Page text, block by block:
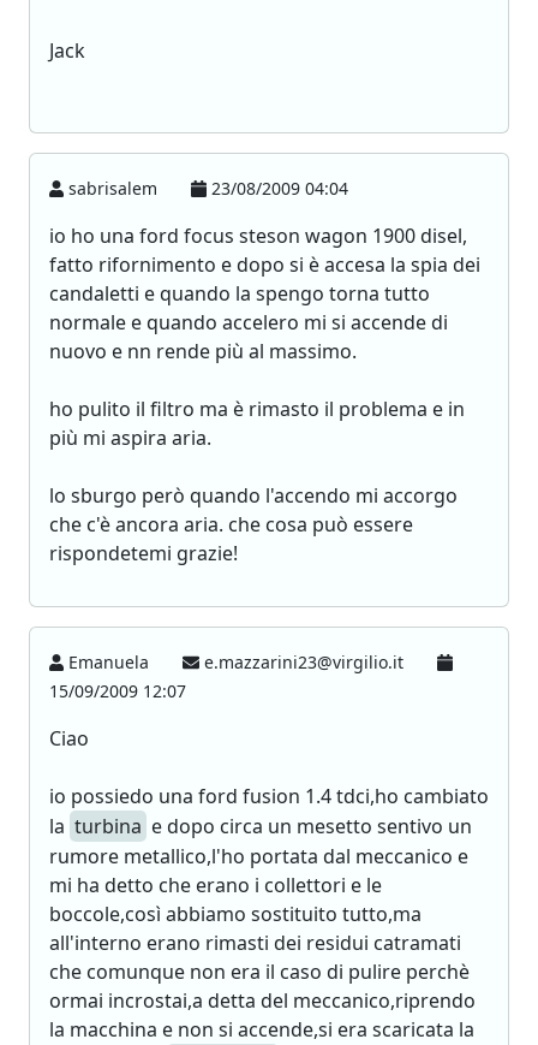
Jack
sabrisalem 23/08/2009 04:04
io ho una ford focus steson wagon 1900 disel,
fatto rifornimento e dopo si è accesa la spia dei
candaletti e quando la spengo torna tutto
normale e quando accelero mi si accende di
nuovo e nn rende più al massimo.
ho pulito il filtro ma è rimasto il problema e in
più mi aspira aria.
lo sburgo però quando l'accendo mi accorgo
che c'è ancora aria. che cosa può essere
rispondetemi grazie!
Emanuela
e.mazzarini23@virgilio.it
15/09/2009 12:07
Ciao
io possiedo una ford fusion 1.4 tdci,ho cambiato
la turbina e dopo circa un mesetto sentivo un
rumore metallico,l'ho portata dal meccanico e
mi ha detto che erano i collettori e le
boccole,così abbiamo sostituito tutto,ma
all'interno erano rimasti dei residui catramati
che comunque non era il caso di pulire perchè
ormai incrostai,a detta del meccanico,riprendo
la macchina e non si accende,si era scaricata la